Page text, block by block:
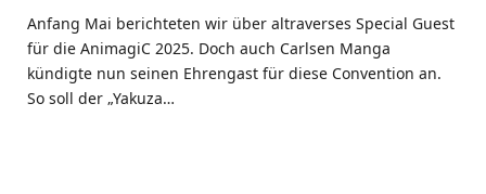
Anfang Mai berichteten wir über altraverses Special Guest
für die AnimagiC 2025. Doch auch Carlsen Manga
kündigte nun seinen Ehrengast für diese Convention an.
So soll der „Yakuza…